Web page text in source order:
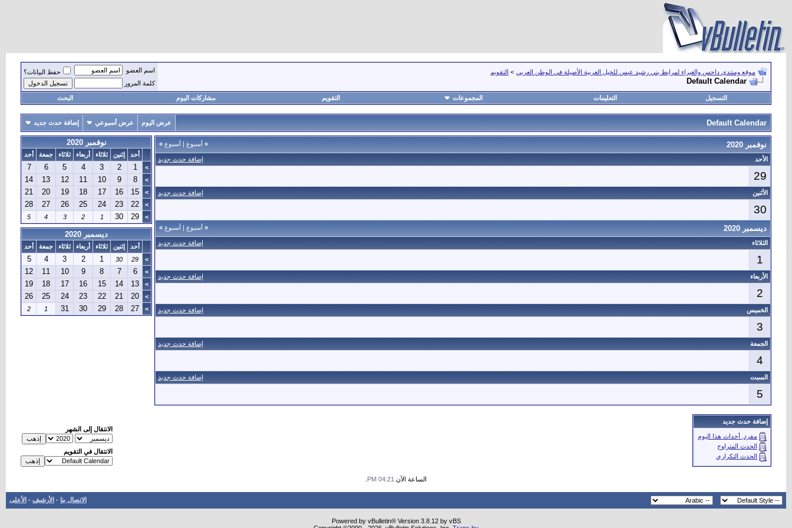
موقع ومنتدى داحس والغبراء لمرابط بني رشيد عبس للخيل العربية الأصيلة في الوطن العربي > التقويم
Default Calendar
اسم العضو
حفظ البيانات؟
كلمة المرور
التسجيل التعليمات المجموعات التقويم مشاركات اليوم البحث
Default Calendar عرض اليوم عرض أسبوعي إضافة حدث جديد
« أسبوع | أسبوع » نوفمبر 2020
إضافة حدث جديد الأحد
29
إضافة حدث جديد الأثنين
30
« أسبوع | أسبوع » ديسمبر 2020
إضافة حدث جديد الثلاثاء
1
إضافة حدث جديد الأربعاء
2
إضافة حدث جديد الخميس
3
إضافة حدث جديد الجمعة
4
إضافة حدث جديد السبت
5
نوفمبر 2020
أحد إثنين ثلاثاء أربعاء ثلاثاء جمعة
أحد
>
1
2
3
4
5
6
7
>
8
9
10
11
12
13
14
>
15
16
17
18
19
20
21
>
22
23
24
25
26
27
28
>
29
30
1
2
3
4
5
ديسمبر 2020
أحد إثنين ثلاثاء أربعاء ثلاثاء جمعة
أحد
>
29
30
1
2
3
4
5
>
6
7
8
9
10
11
12
>
13
14
15
16
17
18
19
>
20
21
22
23
24
25
26
>
27
28
29
30
31
1
2
إضافة حدث جديد
مفرد, أحداث هذا اليوم
الحدث المتراوح
الحدث التكراري
الانتقال إلى الشهر
الانتقال في التقويم
الساعة الآن 04:21 PM
الاتصال بنا - الأرشيف - الأعلى
Powered by vBulletin® Version 3.8.12 by vBS